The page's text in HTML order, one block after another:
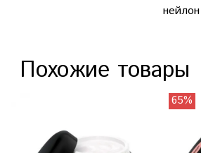
нейлон
Похожие товары
65%